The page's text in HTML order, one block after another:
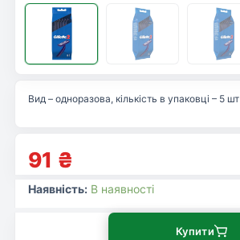
91 ₴
Вид – одноразова, кількість в упаковці – 5 шт
Наявність: В наявності
Купити